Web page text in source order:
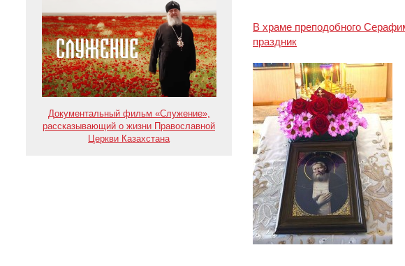
Документальный фильм «Служение»,
рассказывающий о жизни Православной
Церкви Казахстана
В храме преподобного
праздник